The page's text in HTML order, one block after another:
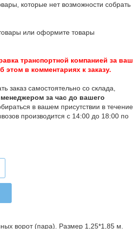
которые нет возможности собрать
или оформите товары
транспортной компанией за ваш
этом в комментариях к заказу.
заказ самостоятельно со склада,
за час до вашего
в вашем присутствии в течение
производится с 14:00 до 18:00 по
ворот (пара). Размер 1,25*1,85 м.